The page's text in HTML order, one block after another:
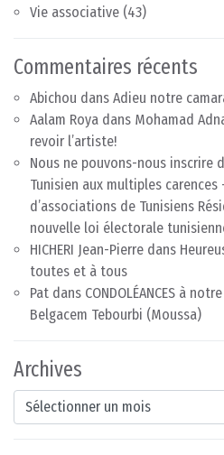
Vie associative (43)
Commentaires récents
Abichou dans Adieu notre
Aalam Roya dans Mohamad
revoir l’artiste!
Nous ne pouvons-nous inscrire
Tunisien aux multiples carences
d’associations de Tunisiens
nouvelle loi électorale
HICHERI Jean-Pierre dans
toutes et à tous
Pat dans CONDOLÉANCES à
Belgacem Tebourbi (Moussa)
Archives
Archives